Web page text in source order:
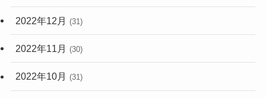
2022年12月 (31)
2022年11月 (30)
2022年10月 (31)